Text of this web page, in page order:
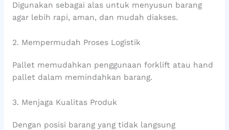
Digunakan sebagai alas untuk menyusun barang
agar lebih rapi, aman, dan mudah diakses.
2. Mempermudah Proses Logistik
Pallet memudahkan penggunaan forklift atau hand
pallet dalam memindahkan barang.
3. Menjaga Kualitas Produk
Dengan posisi barang yang tidak langsung